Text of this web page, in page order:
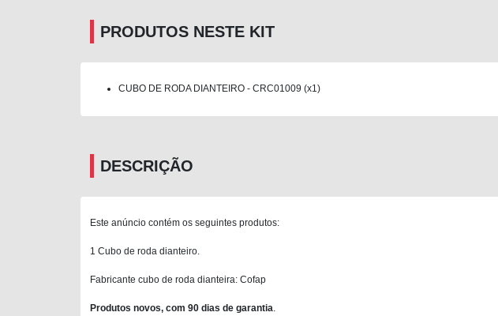
PRODUTOS NESTE KIT
CUBO DE RODA DIANTEIRO - CRC01009 (x1)
DESCRIÇÃO
Este anúncio contém os seguintes produtos:
1 Cubo de roda dianteiro.
Fabricante cubo de roda dianteira: Cofap
Produtos novos, com 90 dias de garantia